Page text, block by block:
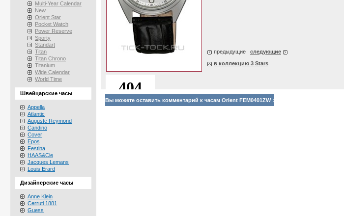
Multi-Year Calendar
New
Orient Star
Pocket Watch
Power Reserve
Sporty
Standart
Titan
Titan Chrono
Titanium
Wide Calendar
World Time
Швейцарские часы
Appella
Atlantic
Auguste Reymond
Candino
Cover
Epos
Festina
HAAS&Cie
Jacques Lemans
Louis Erard
Дизайнерские часы
Anne Klein
Cerruti 1881
Guess
предыдущие
следующие
в коллекцию 3 Stars
Вы можете оставить комментарий к часам Orient FEM0401ZW :